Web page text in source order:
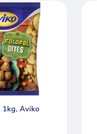
1kg, Aviko